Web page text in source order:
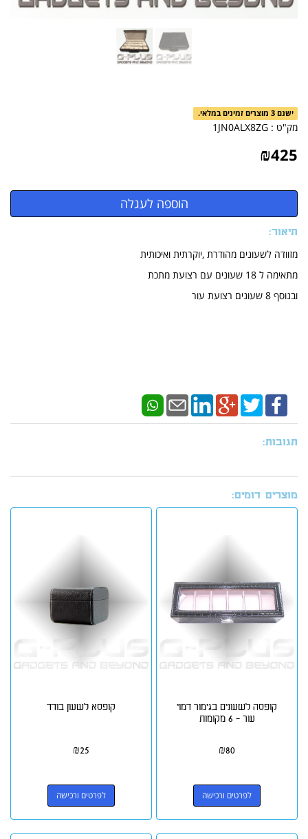
ישנם 3 מוצרים זמינים במלאי.
מק"ט : 1JN0ALX8ZG
₪425
תיאור:
מזוודה לשעונים מהודרת ,יוקרתית ואיכותית
מתאימה ל 18 שעונים עם רצועת מתכת
ובנוסף 8 שעונים רצועת עור
תגובות:
מוצרים דומים:
קופסה לשעונים בגימור דמוי
עור - 6 מקומות
₪80
לפרטים ורכישה
קופסא לשעון בודד
₪25
לפרטים ורכישה